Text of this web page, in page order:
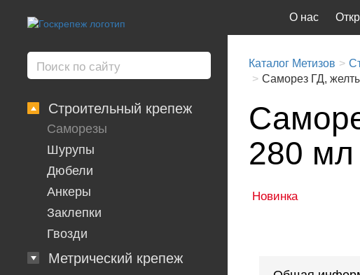
Строительный крепеж
Саморезы
Шурупы
Дюбели
Анкеры
Заклепки
Гвозди
Метрический крепеж
О нас
Каталог Метизов
Саморез ГД,
280
Новинка